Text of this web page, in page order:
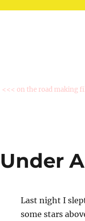
on the road making
Last night I
some stars